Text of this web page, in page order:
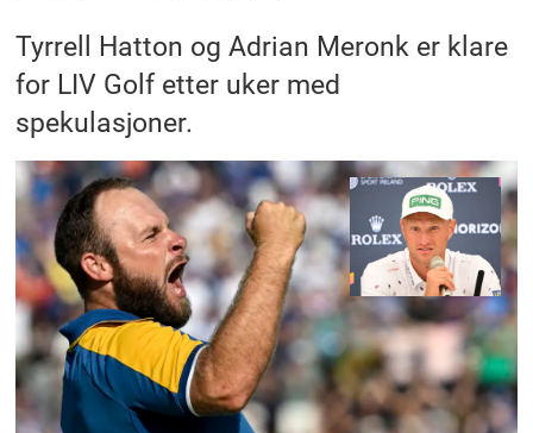
Tyrrell Hatton og Adrian Meronk er klare
for LIV Golf etter uker med
spekulasjoner.